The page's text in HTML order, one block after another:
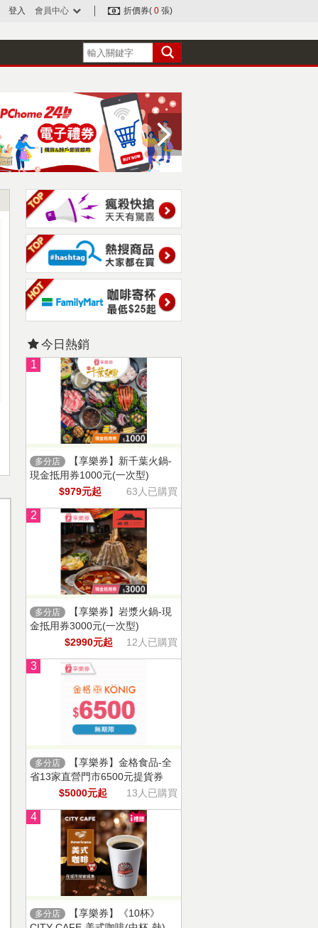
登入 會員中心 折價券( 0 張)
今日熱銷
1
多分店
【享樂券】新千葉火鍋-
現金抵用券1000元(一次型)
$979元起
63人已購買
2
多分店
【享樂券】岩漿火鍋-現
金抵用券3000元(一次型)
$2990元起
12人已購買
3
多分店
【享樂券】金格食品-全
省13家直營門市6500元提貨券
$5000元起
13人已購買
4
多分店
【享樂券】《10杯》